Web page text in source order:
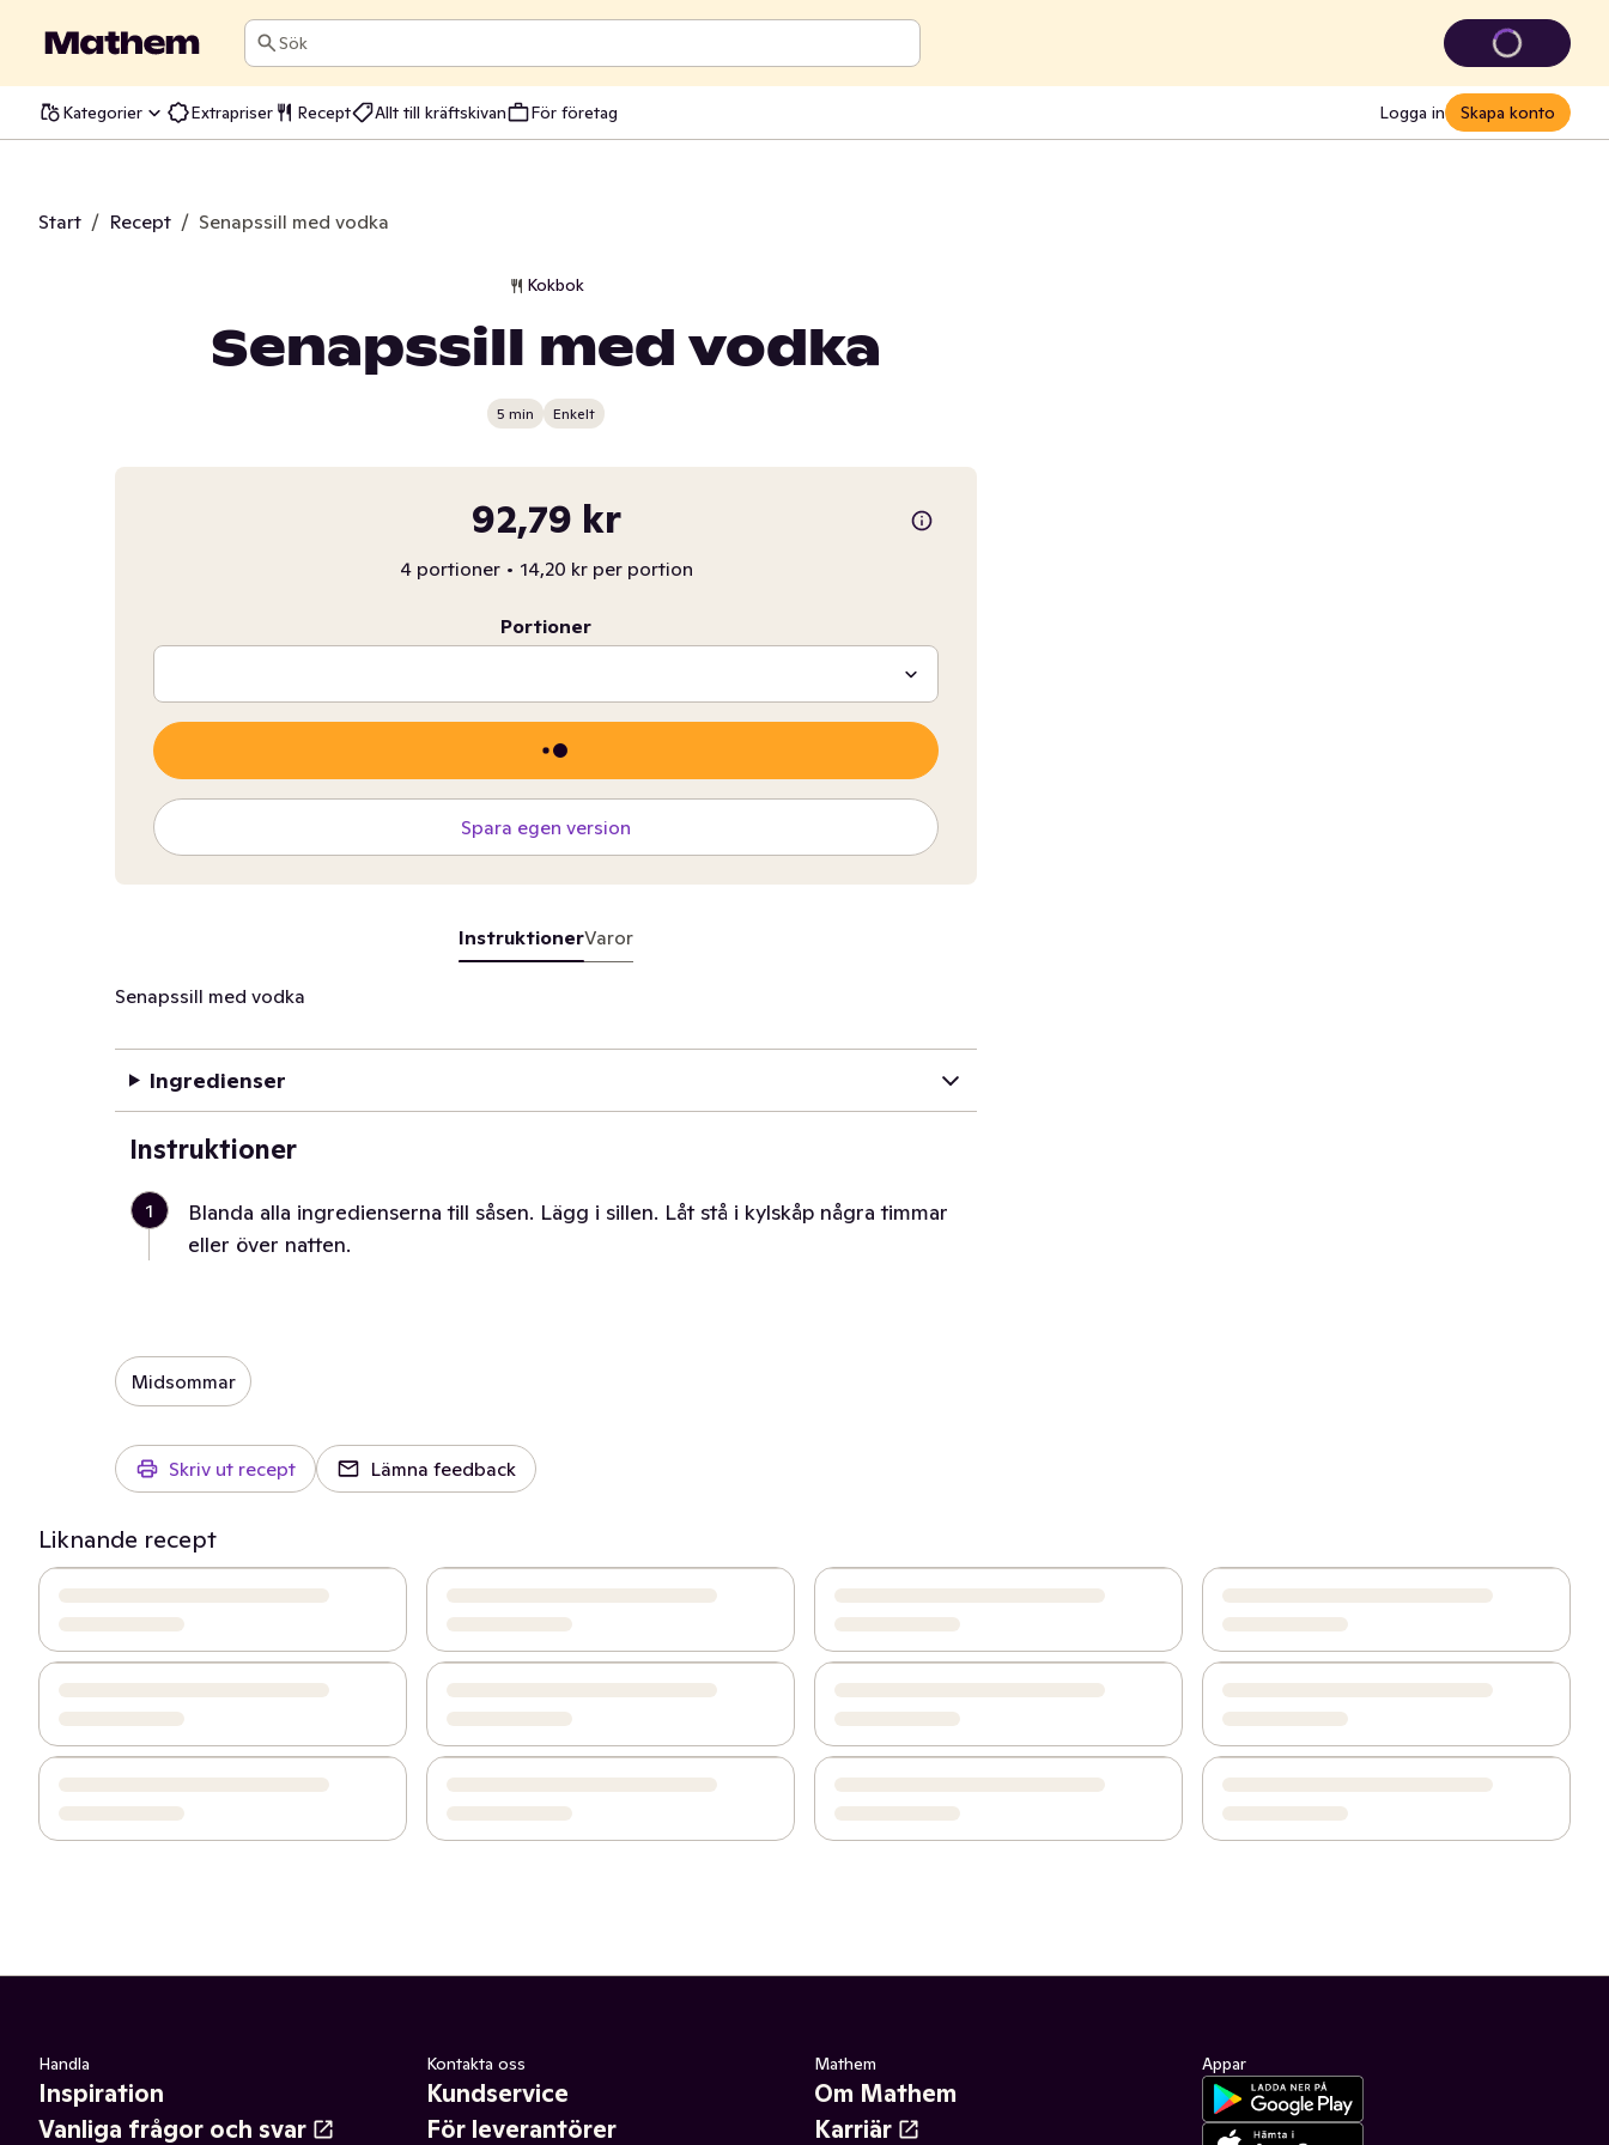
Sök
Kategorier Extrapriser Recept Allt till kräftskivan För företag Logga in Skapa konto
Start / Recept / Senapssill med vodka
Kokbok
Senapssill med vodka
5 min Enkelt
92,79 kr
4 portioner • 14,20 kr per portion
Portioner
Spara egen version
InstruktionerVaror
Senapssill med vodka
Ingredienser
Instruktioner
1
Blanda alla ingredienserna till såsen. Lägg i sillen. Låt stå i kylskåp några timmar
eller över natten.
Midsommar
Skriv ut recept Lämna feedback
Liknande recept
Handla
Inspiration
Vanliga frågor och svar
Kontakta oss
Kundservice
För leverantörer
Mathem
Om Mathem
Karriär
Appar